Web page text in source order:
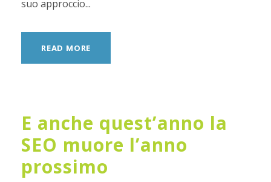
suo approccio...
READ MORE
E anche quest’anno la
SEO muore l’anno
prossimo